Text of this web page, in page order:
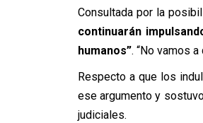
Consultada por la
continuarán
humanos”. “No vamos
Respecto a que los
ese argumento y
judiciales.